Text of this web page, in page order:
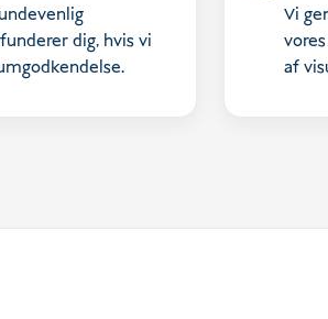
dig, hvis vi
Vi
af